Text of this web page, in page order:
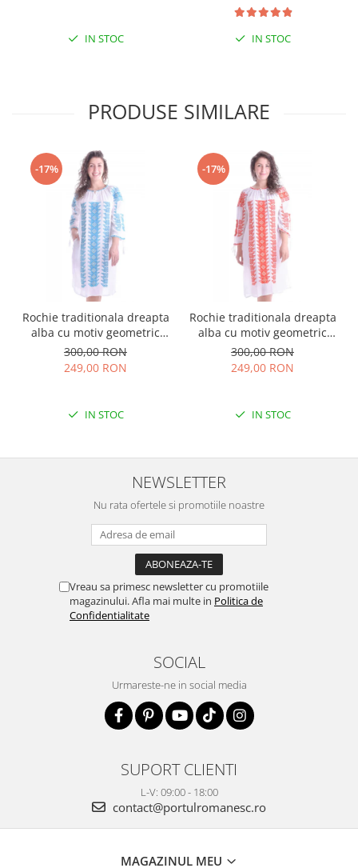
IN STOC IN STOC
PRODUSE SIMILARE
-17%
Rochie traditionala dreapta
alba cu motiv geometric
albastru Tania
300,00 RON
249,00 RON
IN STOC
-17%
Rochie traditionala dreapta
alba cu motiv geometric
rosu Doina
300,00 RON
249,00 RON
IN STOC
NEWSLETTER
Nu rata ofertele si promotiile noastre
Vreau sa primesc newsletter cu promotiile
magazinului. Afla mai multe in Politica de
Confidentialitate
SOCIAL
Urmareste-ne in social media
SUPORT CLIENTI
L-V: 09:00 - 18:00
contact@portulromanesc.ro
MAGAZINUL MEU